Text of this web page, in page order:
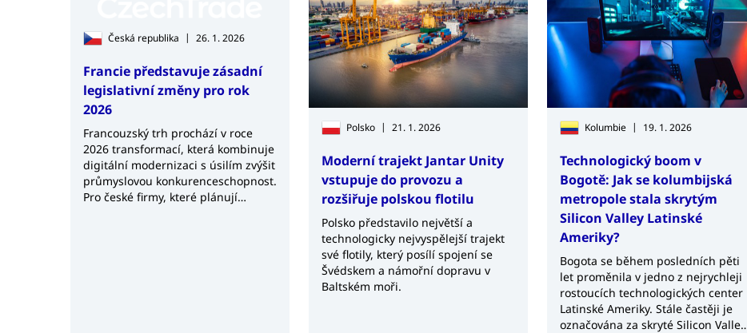
Česká republika | 26. 1. 2026
Francie představuje zásadní
legislativní změny pro rok
2026
Francouzský trh prochází v roce
2026 transformací, která kombinuje
digitální modernizaci s úsilím zvýšit
průmyslovou konkurenceschopnost.
Pro české firmy, které plánují
Polsko | 21. 1. 2026
Moderní trajekt Jantar Unity
vstupuje do provozu a
rozšiřuje polskou flotilu
Polsko představilo největší a
technologicky nejvyspělejší trajekt
své flotily, který posílí spojení se
Švédskem a námořní dopravu v
Baltském moři.
Kolumbie | 19. 1. 2026
Technologický boom v
Bogotě: Jak se kolumbijská
metropole stala skrytým
Silicon Valley Latinské
Ameriky?
Bogota se během posledních pěti
let proměnila v jedno z nejrychleji
rostoucích technologických center
Latinské Ameriky. Stále častěji je
označována za skryté Silicon Valley